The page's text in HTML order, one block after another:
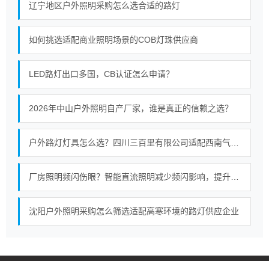
辽宁地区户外照明采购怎么选合适的路灯
如何挑选适配商业照明场景的COB灯珠供应商
LED路灯出口多国，CB认证怎么申请？
2026年中山户外照明自产厂家，谁是真正的信赖之选？
沈阳户外照明采购怎么筛选适配高寒环境的路灯供应企业